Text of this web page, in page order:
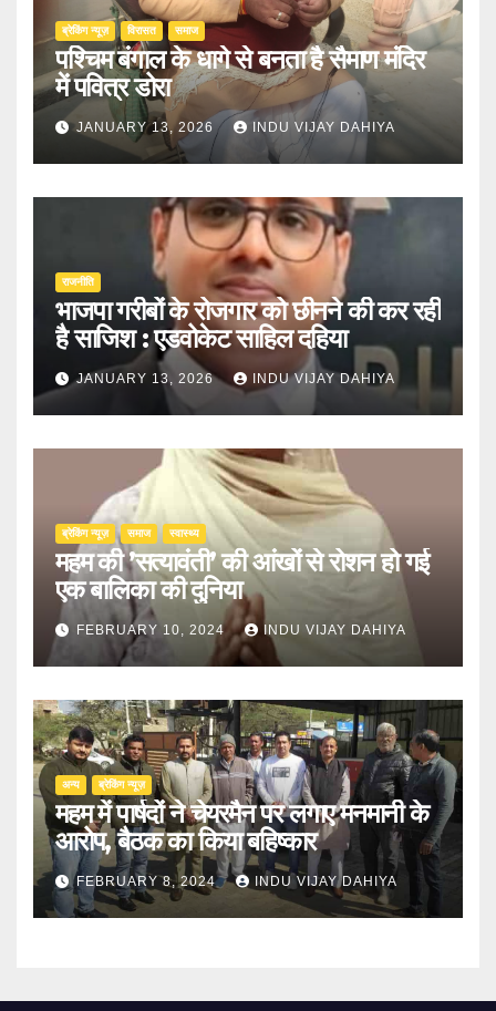
ब्रेकिंग न्यूज़ ‍‍विरासत समाज
पश्चिम बंगाल के धागे से बनता है सैमाण मंदिर
में पवित्र डोरा
JANUARY 13, 2026 INDU VIJAY DAHIYA
राजनीति
भाजपा गरीबों के रोजगार को छीनने की कर रही
है साजिश : एडवोकेट साहिल दहिया
JANUARY 13, 2026 INDU VIJAY DAHIYA
ब्रेकिंग न्यूज़ समाज स्वास्थ्य
महम की ’सत्यावंती’ की आंखों से रोशन हो गई
एक बालिका की दुनिया
FEBRUARY 10, 2024 INDU VIJAY DAHIYA
अन्य ब्रेकिंग न्यूज़
महम में पार्षदों ने चेयरमैन पर लगाए मनमानी के
आरोप, बैठक का किया बहिष्कार
FEBRUARY 8, 2024 INDU VIJAY DAHIYA